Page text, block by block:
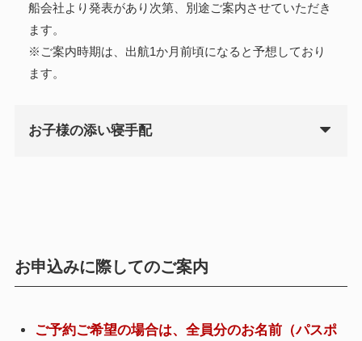
船会社より発表があり次第、別途ご案内させていただき
ます。
※ご案内時期は、出航1か月前頃になると予想しており
ます。
お子様の添い寝手配
お申込みに際してのご案内
ご予約ご希望の場合は、全員分のお名前（パスポ